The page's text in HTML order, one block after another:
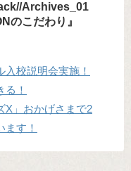
Archives_01
のこだわり』
入校説明会実施！
！
X」おかげさまで2
ます！